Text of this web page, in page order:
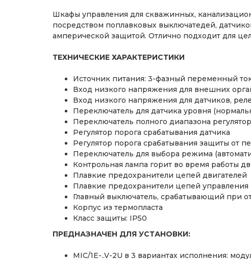
Шкафы управления для скважинных,
посредством поплавковых выключатедей,
амперической защитой. Отлично подходит для
ТЕХНИЧЕСКИЕ ХАРАКТЕРИСТИКИ
Источник питания: 3-фазный переменный
Вход низкого напряжения для внешних
Вход низкого напряжения для датчиков,
Переключатель для датчика уровня
Переключатель полного диапазона
Регулятор порога срабатывания датчика
Регулятор порога срабатывания защиты от
Переключатель для выбора режима
Контрольная лампа горит во время работы
Плавкие предохранители цепей двигателей
Плавкие предохранители цепей управления
Главный выключатель, срабатывающий при
Корпус из термопласта
Класс защиты: IP50
ПРЕДНАЗНАЧЕН ДЛЯ УСТАНОВКИ:
MIC/1E-..V-2U в 3 вариантах исполнения: